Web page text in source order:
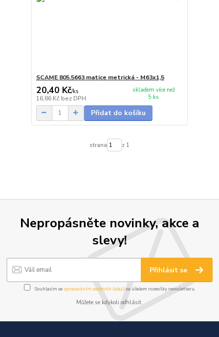
SCAME 805.5663 matice metrická - M63x1,5
20,40 Kč/ks
16,86 Kč bez DPH
skladem více než
5 ks
Přidat do košíku
strana z 1
Nepropásněte novinky, akce a
slevy!
Přihlásit se
Souhlasím se zpracováním osobních údajůza účelem rozesílky newsletteru.
Můžete se kdykoli odhlásit.